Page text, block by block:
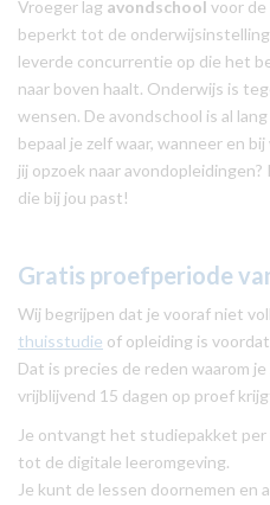
Vroeger lag avondschool voor
beperkt tot de
leverde concurrentie op die het
naar boven haalt. Onderwijs is
wensen. De avondschool is al
bepaal je zelf waar, wanneer en
jij opzoek naar
die bij jou past!
Gratis proefperiode
Wij begrijpen dat je vooraf niet
thuisstudie of opleiding is
Dat is precies de reden waarom
vrijblijvend 15 dagen op proef
Je ontvangt het studiepakket
tot de digitale leeromgeving.
Je kunt de lessen doornemen en